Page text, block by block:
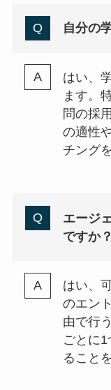
自分の
はい、
ます。
問の採
の適性
チング
エージ
ですか？
はい、
のエン
由で行
ごとに
ること